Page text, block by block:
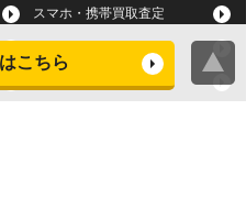
こちら
スマホ・携帯買取査定